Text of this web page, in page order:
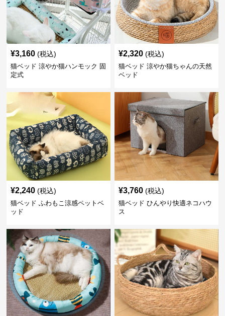
¥3,160 (税込)
猫ベッド 涼やか猫ハンモック 固
定式
¥2,320 (税込)
猫ベッド 涼やか猫ちゃんの天然
ベッド
¥2,240 (税込)
猫ベッド ふわもこ涼感ペットベ
ッド
¥3,760 (税込)
猫ベッド ひんやり快適ネコハウ
ス